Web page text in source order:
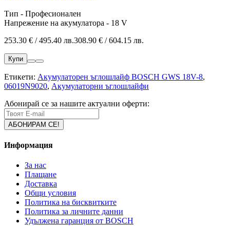
Тип - Професионален
Напрежение на акумулатора - 18 V
253.30 € / 495.40 лв.308.90 € / 604.15 лв.
Купи
Етикети: Акумулаторен ъглошлайф BOSCH GWS 18V-8,
06019N9020, Акумулаторни ъглошлайфи
Абонирай се за нашите актуални оферти:
Информация
За нас
Плащане
Доставка
Общи условия
Политика на бисквитките
Политика за личните данни
Удължена гаранция от BOSCH